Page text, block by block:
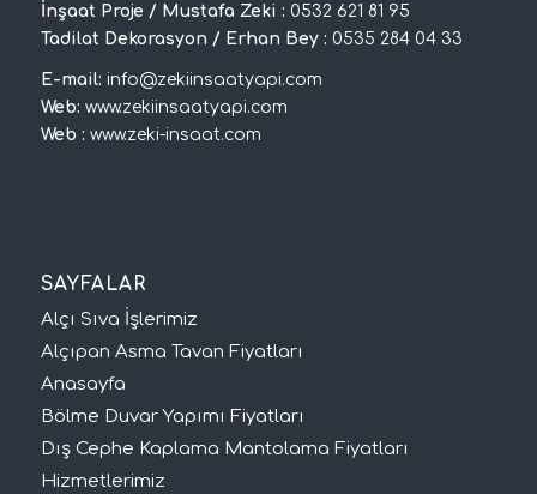
İnşaat Proje / Mustafa Zeki : 0532 621 81 95
Tadilat Dekorasyon / Erhan Bey : 0535 284 04 33
E-mail: info@zekiinsaatyapi.com
Web: www.zekiinsaatyapi.com
Web : www.zeki-insaat.com
SAYFALAR
Alçı Sıva İşlerimiz
Alçıpan Asma Tavan Fiyatları
Anasayfa
Bölme Duvar Yapımı Fiyatları
Dış Cephe Kaplama Mantolama Fiyatları
Hizmetlerimiz